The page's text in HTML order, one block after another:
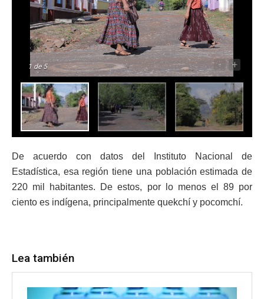
1 de 5 - +
De acuerdo con datos del Instituto Nacional de
Estadística, esa región tiene una población estimada de
220 mil habitantes. De estos, por lo menos el 89 por
ciento es indígena, principalmente quekchí y pocomchí.
Lea también